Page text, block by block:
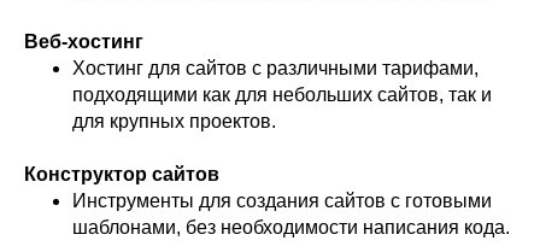
Веб-хостинг
Хостинг для сайтов с различными тарифами,
подходящими как для небольших сайтов, так и
для крупных проектов.
Конструктор сайтов
Инструменты для создания сайтов с готовыми
шаблонами, без необходимости написания кода.